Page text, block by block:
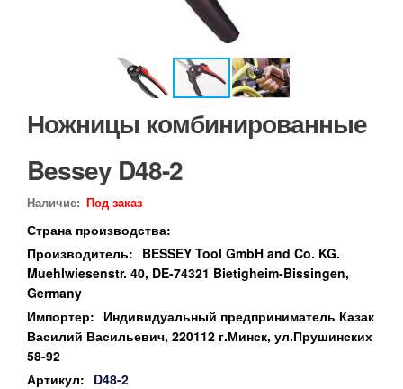
Ножницы комбинированные
Bessey D48-2
Наличие: Под заказ
Страна производства:
Производитель: BESSEY Tool GmbH and Co. KG.
Muehlwiesenstr. 40, DE-74321 Bietigheim-Bissingen,
Germany
Импортер: Индивидуальный предприниматель Казак
Василий Васильевич, 220112 г.Минск, ул.Прушинских
58-92
Артикул: D48-2